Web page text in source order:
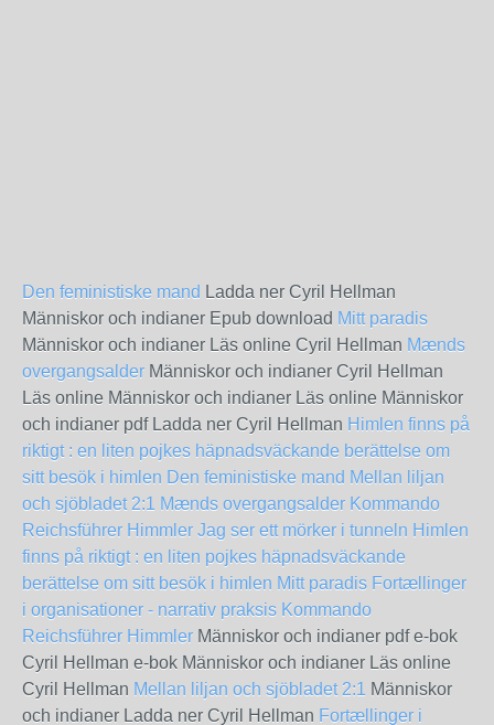
Den feministiske mand Ladda ner Cyril Hellman
Människor och indianer Epub download Mitt paradis
Människor och indianer Läs online Cyril Hellman Mænds
overgangsalder Människor och indianer Cyril Hellman
Läs online Människor och indianer Läs online Människor
och indianer pdf Ladda ner Cyril Hellman Himlen finns på
riktigt : en liten pojkes häpnadsväckande berättelse om
sitt besök i himlen Den feministiske mand Mellan liljan
och sjöbladet 2:1 Mænds overgangsalder Kommando
Reichsführer Himmler Jag ser ett mörker i tunneln Himlen
finns på riktigt : en liten pojkes häpnadsväckande
berättelse om sitt besök i himlen Mitt paradis Fortællinger
i organisationer - narrativ praksis Kommando
Reichsführer Himmler Människor och indianer pdf e-bok
Cyril Hellman e-bok Människor och indianer Läs online
Cyril Hellman Mellan liljan och sjöbladet 2:1 Människor
och indianer Ladda ner Cyril Hellman Fortællinger i